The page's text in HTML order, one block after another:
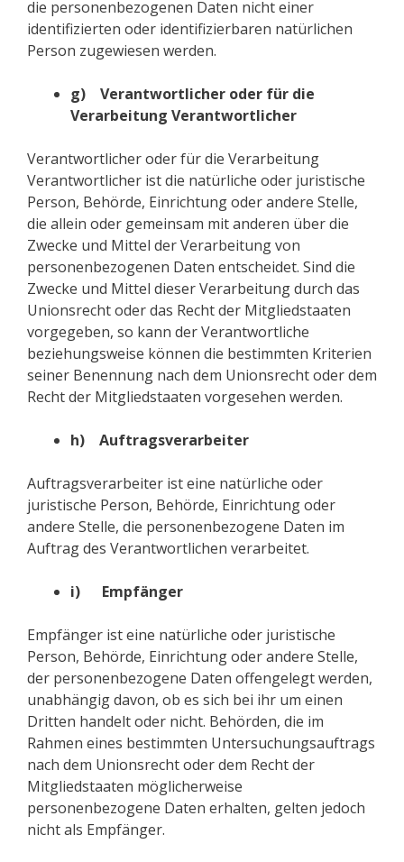
die personenbezogenen Daten nicht einer
identifizierten oder identifizierbaren natürlichen
Person zugewiesen werden.
g) Verantwortlicher oder für die
Verarbeitung Verantwortlicher
Verantwortlicher oder für die Verarbeitung
Verantwortlicher ist die natürliche oder juristische
Person, Behörde, Einrichtung oder andere Stelle,
die allein oder gemeinsam mit anderen über die
Zwecke und Mittel der Verarbeitung von
personenbezogenen Daten entscheidet. Sind die
Zwecke und Mittel dieser Verarbeitung durch das
Unionsrecht oder das Recht der Mitgliedstaaten
vorgegeben, so kann der Verantwortliche
beziehungsweise können die bestimmten Kriterien
seiner Benennung nach dem Unionsrecht oder dem
Recht der Mitgliedstaaten vorgesehen werden.
h) Auftragsverarbeiter
Auftragsverarbeiter ist eine natürliche oder
juristische Person, Behörde, Einrichtung oder
andere Stelle, die personenbezogene Daten im
Auftrag des Verantwortlichen verarbeitet.
i) Empfänger
Empfänger ist eine natürliche oder juristische
Person, Behörde, Einrichtung oder andere Stelle,
der personenbezogene Daten offengelegt werden,
unabhängig davon, ob es sich bei ihr um einen
Dritten handelt oder nicht. Behörden, die im
Rahmen eines bestimmten Untersuchungsauftrags
nach dem Unionsrecht oder dem Recht der
Mitgliedstaaten möglicherweise
personenbezogene Daten erhalten, gelten jedoch
nicht als Empfänger.